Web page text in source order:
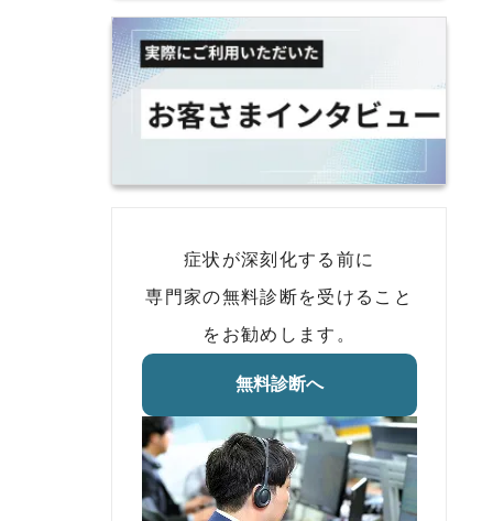
症状が深刻化する前に
専門家の無料診断を受けること
をお勧めします。
無料診断へ